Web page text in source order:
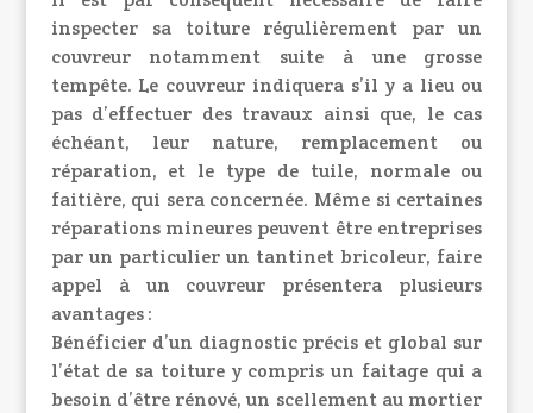
inspecter sa toiture régulièrement par un
couvreur notamment suite à une grosse
tempête. Le couvreur indiquera s’il y a lieu ou
pas d’effectuer des travaux ainsi que, le cas
échéant, leur nature, remplacement ou
réparation, et le type de tuile, normale ou
faitière, qui sera concernée. Même si certaines
réparations mineures peuvent être entreprises
par un particulier un tantinet bricoleur, faire
appel à un couvreur présentera plusieurs
avantages :
Bénéficier d’un diagnostic précis et global sur
l’état de sa toiture y compris un faitage qui a
besoin d’être rénové, un scellement au mortier